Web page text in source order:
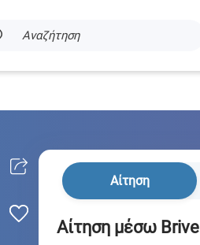
Αναζήτηση
Αίτηση
Αίτηση μέσω Brive